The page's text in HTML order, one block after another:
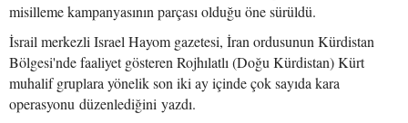
misilleme kampanyasının parçası olduğu öne sürüldü.
İsrail merkezli Israel Hayom gazetesi, İran ordusunun Kürdistan
Bölgesi'nde faaliyet gösteren Rojhılatlı (Doğu Kürdistan) Kürt
muhalif gruplara yönelik son iki ay içinde çok sayıda kara
operasyonu düzenlediğini yazdı.